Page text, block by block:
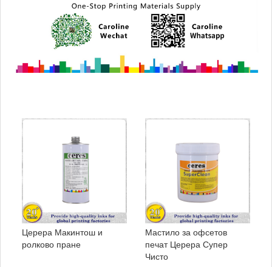
Церера Макинтош и
ролково пране
Мастило за офсетов
печат Церера Супер
Чисто